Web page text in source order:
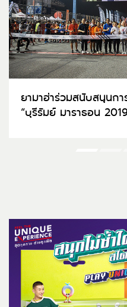
ยามาฮ่าร่วมสนับสนุนกา
“บุรีรัมย์ มาราธอน